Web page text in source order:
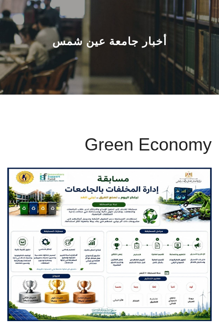
عن الجامعة
القطاعـات
الشئون الأكاديمية
البحث العلمي
الأنظمة الذكية
الإعلام
الطلاب
هيئة التدريس
الدراسات العليا
أخبار جامعة عين شمس
Green Economy